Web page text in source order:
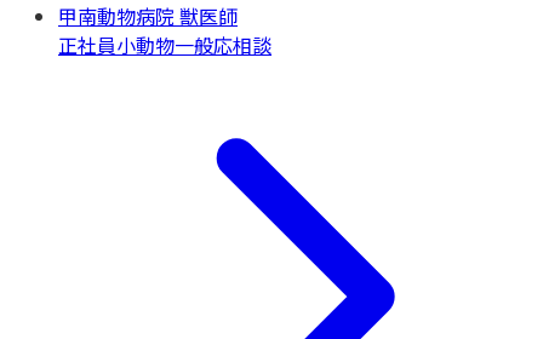
甲南動物病院 獣医師
正社員小動物一般応相談